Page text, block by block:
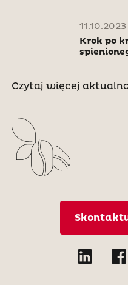
11.10.2023
Krok po
Czytaj więcej